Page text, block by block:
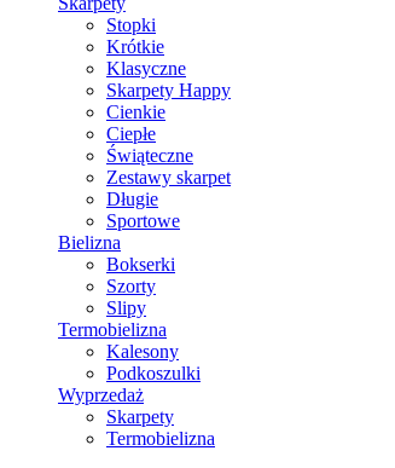
Stopki
Krótkie
Klasyczne
Skarpety Happy
Cienkie
Ciepłe
Świąteczne
Zestawy skarpet
Długie
Sportowe
Bielizna
Bokserki
Szorty
Slipy
Termobielizna
Kalesony
Podkoszulki
Wyprzedaż
Skarpety
Termobielizna